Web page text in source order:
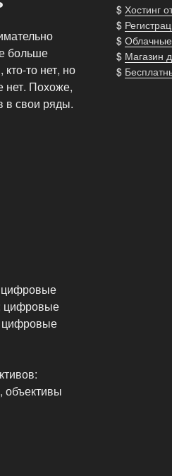
больше
то нет, но
нет. Похоже,
в свои ряды.
цифровые
цифровые
цифровые
объективы
$ Хостинг
$
$
$ Магазин
$